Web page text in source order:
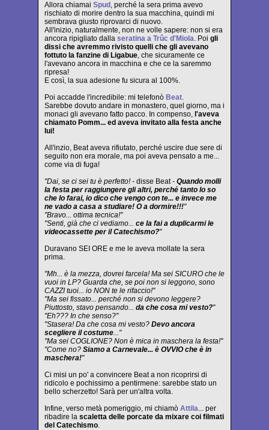
Allora chiamai Spud , perché la sera prima avevo
rischiato di morire dentro la sua macchina, quindi mi
sembrava giusto riprovarci di nuovo.
All'inizio, naturalmente, non ne volle sapere: non si era
ancora ripigliato dalla seratina a Trûc d'Miola. Poi gli
dissi che avremmo rivisto quelli che gli avevano
fottuto la fanzine di Ligabue, che sicuramente ce
l'avevano ancora in macchina e che ce la saremmo
ripresa!
E così, la sua adesione fu sicura al 100%.
Poi accadde l'incredibile: mi telefonò Beat.
Sarebbe dovuto andare in monastero, quel giorno, ma i
monaci gli avevano fatto pacco. In compenso, l'aveva
chiamato Pomm... ed aveva invitato alla festa anche
lui!
All'inzio, Beat aveva rifiutato, perché uscire due sere di
seguito non era morale, ma poi aveva pensato a me...
come via di fuga!
"Dai, se ci sei tu è perfetto! - disse Beat- Quando molli
la festa per raggiungere gli altri, perché tanto lo so
che lo farai, io dico che vengo con te... e invece me
ne vado a casa a studiare! O a dormire!!!"
"Bravo... ottima tecnica!"
"Senti, già che ci vediamo... ce la fai a duplicarmi le
videocassette per il Catechismo?"
Duravano SEI ORE e me le aveva mollate la sera
prima.
"Mh... è la mezza, dovrei farcela! Ma sei SICURO che le
vuoi in LP? Guarda che, se poi non si leggono, sono
CAZZI tuoi... io NON te le rifaccio!"
"Ma sei fissato... perché non si devono leggere?
Piuttosto, stavo pensando... da che cosa mi vesto?"
"Eh??? In che senso?"
"Stasera! Da che cosa mi vesto? Devo ancora
scegliere il costume..."
"Ma sei COGLIONE? Non è mica in maschera la festa!"
"Come no? Siamo a Carnevale... è OVVIO che è in
maschera!"
Ci misi un po' a convincere Beat a non ricoprirsi di
ridicolo e pochissimo a pentirmene: sarebbe stato un
bello scherzetto! Sarà per un'altra volta.
Infine, verso metà pomeriggio, mi chiamò Attila... per
ribadire la scaletta delle porcate da mixare coi filmati
del Catechismo.